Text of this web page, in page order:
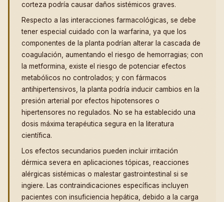
corteza podría causar daños sistémicos graves.
Respecto a las interacciones farmacológicas, se debe
tener especial cuidado con la warfarina, ya que los
componentes de la planta podrían alterar la cascada de
coagulación, aumentando el riesgo de hemorragias; con
la metformina, existe el riesgo de potenciar efectos
metabólicos no controlados; y con fármacos
antihipertensivos, la planta podría inducir cambios en la
presión arterial por efectos hipotensores o
hipertensores no regulados. No se ha establecido una
dosis máxima terapéutica segura en la literatura
científica.
Los efectos secundarios pueden incluir irritación
dérmica severa en aplicaciones tópicas, reacciones
alérgicas sistémicas o malestar gastrointestinal si se
ingiere. Las contraindicaciones específicas incluyen
pacientes con insuficiencia hepática, debido a la carga